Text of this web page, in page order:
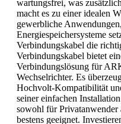
wartungsfrei, was
macht es zu einer idealen
gewerbliche
Energiespeichersysteme
Verbindungskabel die
Verbindungskabel bietet
Verbindungslösung für
Wechselrichter. Es
Hochvolt-Kompatibilität
seiner einfachen
sowohl für Privatanwender
bestens geeignet.